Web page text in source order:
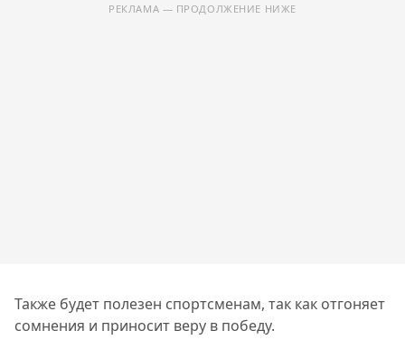
РЕКЛАМА — ПРОДОЛЖЕНИЕ НИЖЕ
Также будет полезен спортсменам, так как отгоняет
сомнения и приносит веру в победу.